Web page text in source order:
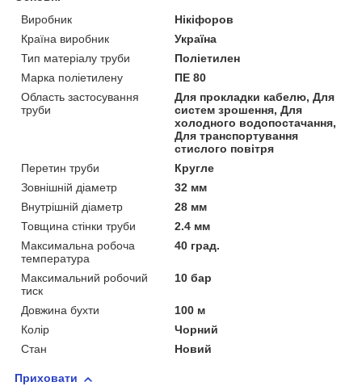
Виробник
Нікіфоров
Країна виробник
Україна
Тип матеріалу труби
Поліетилен
Марка поліетилену
ПЕ 80
Область застосування
труби
Для прокладки кабелю, Для
систем зрошення, Для
холодного водопостачання,
Для транспортування
стислого повітря
Перетин труби
Кругле
Зовнішній діаметр
32 мм
Внутрішній діаметр
28 мм
Товщина стінки труби
2.4 мм
Максимальна робоча
температура
40 град.
Максимальний робочий
тиск
10 бар
Довжина бухти
100 м
Колір
Чорний
Стан
Новий
Приховати